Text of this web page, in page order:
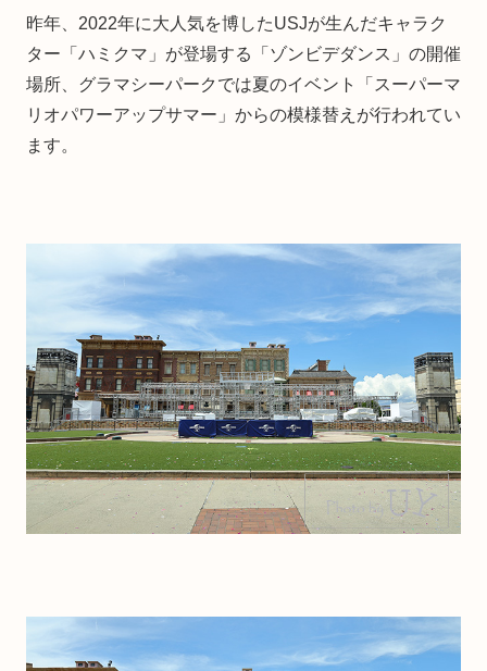
昨年、2022年に大人気を博したUSJが生んだキャラク
ター「ハミクマ」が登場する「ゾンビデダンス」の開催
場所、グラマシーパークでは夏のイベント「スーパーマ
リオパワーアップサマー」からの模様替えが行われてい
ます。